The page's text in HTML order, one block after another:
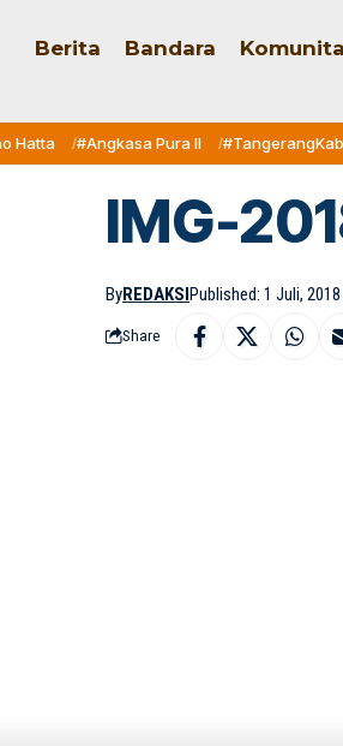
Berita Bandara
Hatta #Angkasa Pura II #TangerangKab
IMG-
ByREDAKSIPublished: 1 Juli, 2018
Share